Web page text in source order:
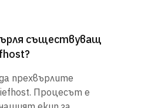
съществуващ
прехвърлите
Процесът е